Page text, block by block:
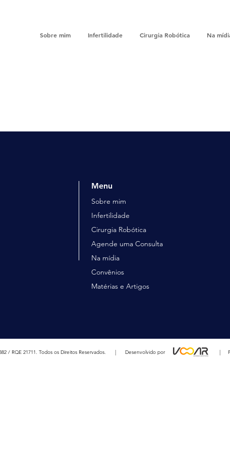
Sobre mim Infertilidade Cirurgia Robótica Na
Menu
Sobre mim
Infertilidade
Cirurgia Robótica
Agende uma Consulta
Na mídia
Convênios
Matérias e Artigos
BA 30382 / RQE 21711. Todos os Direitos Reservados. | Desenvolvido por |